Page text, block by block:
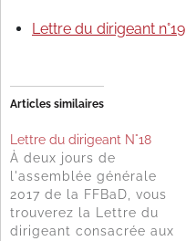
Lettre du dirigeant n°19
Articles similaires
Lettre du dirigeant N°18
À deux jours de
l'assemblée générale
2017 de la FFBaD, vous
trouverez la Lettre du
dirigeant consacrée aux